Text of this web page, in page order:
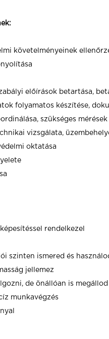
követelményeinek
előírások betartása,
folyamatos készítése,
szükséges
vizsgálata,
oktatása
rendelkezel
szinten ismered és
jellemez
de önállóan is
munkavégzés